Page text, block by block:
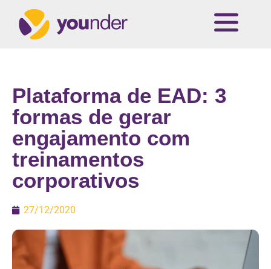
Plataforma de EAD: 3
formas de gerar
engajamento com
treinamentos
corporativos
27/12/2020